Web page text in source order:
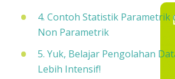
4. Contoh Statistik Parametrik
Non Parametrik
5. Yuk, Belajar Pengolahan
Lebih Intensif!